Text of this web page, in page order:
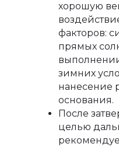
хорошую
факторов:
прямых
зимних
нанесение
основания.
После
целью